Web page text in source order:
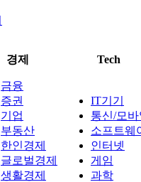
경제 Tech
금융
증권
기업
부동산
한인경제
글로벌경제
생활경제
IT기기
통신/모
소프트웨
인터넷
게임
과학